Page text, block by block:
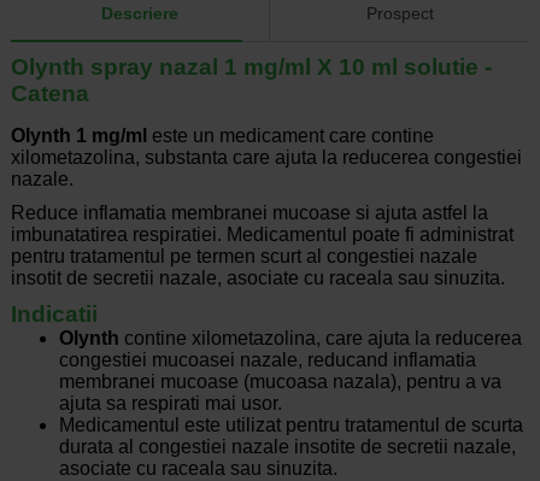
Descriere Prospect
Olynth spray nazal 1 mg/ml X 10 ml solutie -
Catena
Olynth 1 mg/ml este un medicament care contine
xilometazolina, substanta care ajuta la reducerea congestiei
nazale.
Reduce inflamatia membranei mucoase si ajuta astfel la
imbunatatirea respiratiei. Medicamentul poate fi administrat
pentru tratamentul pe termen scurt al congestiei nazale
insotit de secretii nazale, asociate cu raceala sau sinuzita.
Indicatii
Olynth contine xilometazolina, care ajuta la reducerea
congestiei mucoasei nazale, reducand inflamatia
membranei mucoase (mucoasa nazala), pentru a va
ajuta sa respirati mai usor.
Medicamentul este utilizat pentru tratamentul de scurta
durata al congestiei nazale insotite de secretii nazale,
asociate cu raceala sau sinuzita.